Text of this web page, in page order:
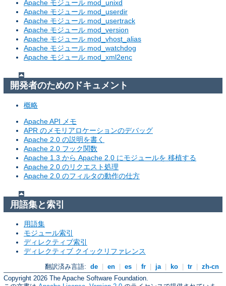
Apache モジュール mod_unixd
Apache モジュール mod_userdir
Apache モジュール mod_usertrack
Apache モジュール mod_version
Apache モジュール mod_vhost_alias
Apache モジュール mod_watchdog
Apache モジュール mod_xml2enc
開発者のためのドキュメント
概略
Apache API メモ
APR のメモリアロケーションのデバッグ
Apache 2.0 の説明を書く
Apache 2.0 フック関数
Apache 1.3 から Apache 2.0 にモジュールを 移植する
Apache 2.0 のリクエスト処理
Apache 2.0 のフィルタの動作の仕方
用語集と索引
用語集
モジュール索引
ディレクティブ索引
ディレクティブ クイックリファレンス
翻訳済み言語: de en es fr ja ko tr
zh-cn
Copyright 2026 The Apache Software Foundation.